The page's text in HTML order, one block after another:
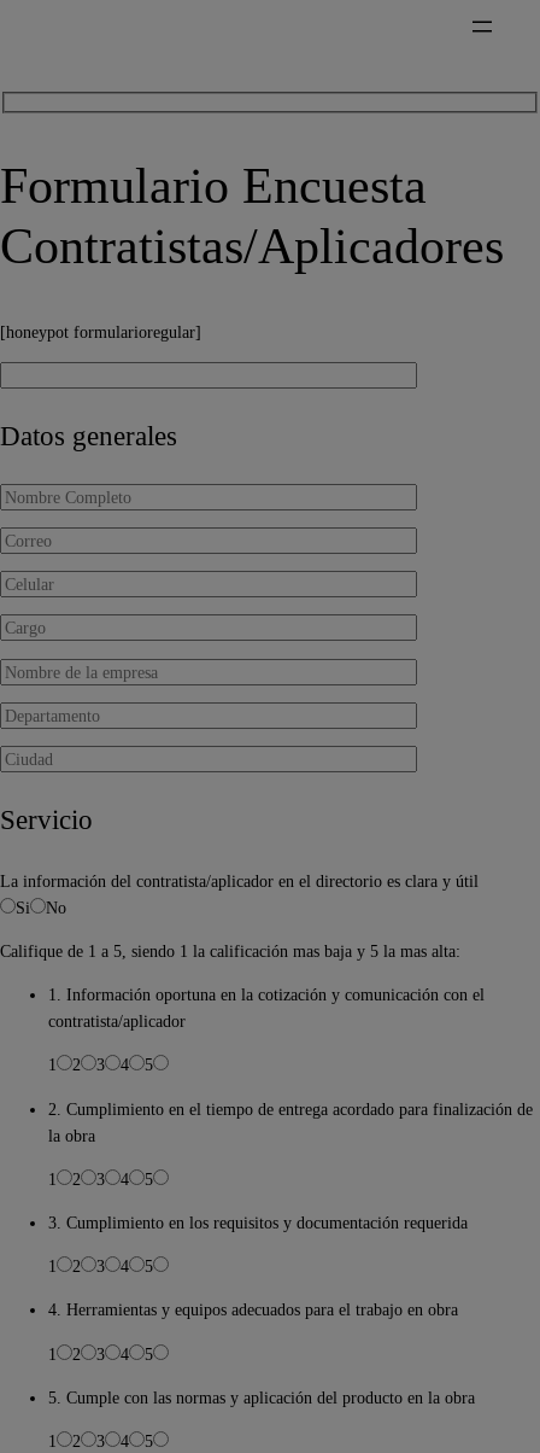
Formulario Encuesta
Contratistas/Aplicadores
[honeypot formularioregular]
Datos generales
Servicio
La información del contratista/aplicador en el directorio es clara y útil
Si
No
Califique de 1 a 5, siendo 1 la calificación mas baja y 5 la mas alta:
1. Información oportuna en la cotización y comunicación con el
contratista/aplicador
1 2 3 4 5
2. Cumplimiento en el tiempo de entrega acordado para finalización de
la obra
1 2 3 4 5
3. Cumplimiento en los requisitos y documentación requerida
1 2 3 4 5
4. Herramientas y equipos adecuados para el trabajo en obra
1 2 3 4 5
5. Cumple con las normas y aplicación del producto en la obra
1 2 3 4 5